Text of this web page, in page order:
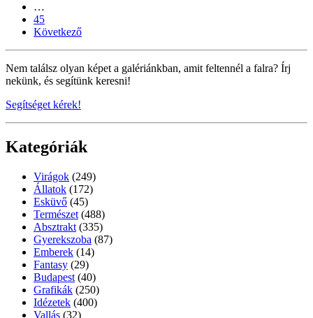
…
45
Következő
Nem találsz olyan képet a galériánkban, amit feltennél a falra? Írj
nekünk, és segítünk keresni!
Segítséget kérek!
Kategóriák
Virágok (249)
Állatok (172)
Esküvő (45)
Természet (488)
Absztrakt (335)
Gyerekszoba (87)
Emberek (14)
Fantasy (29)
Budapest (40)
Grafikák (250)
Idézetek (400)
Vallás (32)